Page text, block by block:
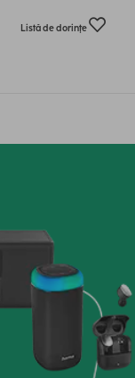
Listă de dorinţe